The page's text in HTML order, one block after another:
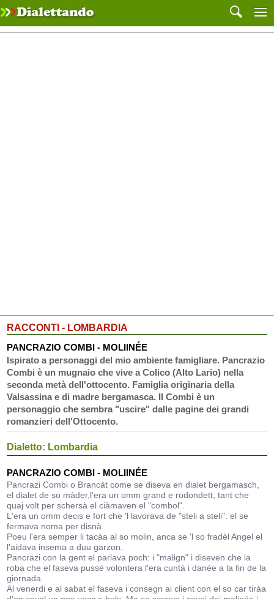
RACCONTI - LOMBARDIA
PANCRAZIO COMBI - MOLIINÉE
Ispirato a personaggi del mio ambiente famigliare. Pancrazio
Combi è un mugnaio che vive a Colico (Alto Lario) nella
seconda metà dell'ottocento. Famiglia originaria della
Valsassina e di madre bergamasca. Il Combi è un
personaggio che sembra "uscire" dalle pagine dei grandi
romanzieri dell'Ottocento.
Dialetto: Lombardia
PANCRAZIO COMBI - MOLIINÉE
Pancrazi Combi o Brancàt come se diseva en dialet bergamasch,
el dialet de so màder,l'era un omm grand e rodondett, tant che
quaj volt per schersà el ciàmaven el "combol".
L'era un omm decis e fort che 'l lavorava de "steli a steli": el se
fermava noma per disnà.
Poeu l'era semper li tacàa al so molin, anca se 'l so fradèl Angel el
l'aidava insema a duu garzon.
Pancrazi con la gent el parlava poch: i "malign" i diseven che la
roba che el faseva pussé volontera l'era cuntà i danée a la fin de la
giornada.
Al venerdi e al sabat el faseva i consegn ai client con el so car tiràa